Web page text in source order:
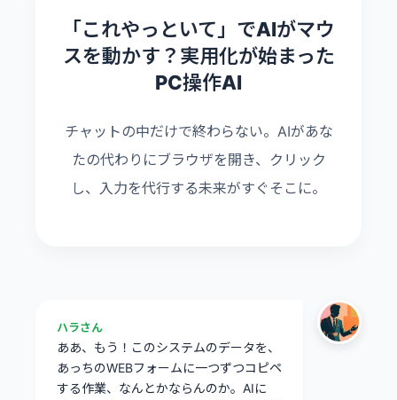
「これやっといて」でAIがマウ
スを動かす？実用化が始まった
PC操作AI
チャットの中だけで終わらない。AIがあな
たの代わりにブラウザを開き、クリック
し、入力を代行する未来がすぐそこに。
ハラさん
ああ、もう！このシステムのデータを、
あっちのWEBフォームに一つずつコピペ
する作業、なんとかならんのか。AIに